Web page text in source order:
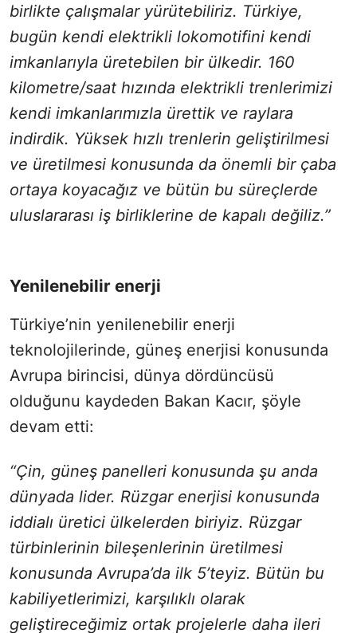
birlikte çalışmalar yürütebiliriz. Türkiye,
bugün kendi elektrikli lokomotifini kendi
imkanlarıyla üretebilen bir ülkedir. 160
kilometre/saat hızında elektrikli trenlerimizi
kendi imkanlarımızla ürettik ve raylara
indirdik. Yüksek hızlı trenlerin geliştirilmesi
ve üretilmesi konusunda da önemli bir çaba
ortaya koyacağız ve bütün bu süreçlerde
uluslararası iş birliklerine de kapalı değiliz.”
Yenilenebilir enerji
Türkiye’nin yenilenebilir enerji
teknolojilerinde, güneş enerjisi konusunda
Avrupa birincisi, dünya dördüncüsü
olduğunu kaydeden Bakan Kacır, şöyle
devam etti:
“Çin, güneş panelleri konusunda şu anda
dünyada lider. Rüzgar enerjisi konusunda
iddialı üretici ülkelerden biriyiz. Rüzgar
türbinlerinin bileşenlerinin üretilmesi
konusunda Avrupa’da ilk 5’teyiz. Bütün bu
kabiliyetlerimizi, karşılıklı olarak
geliştireceğimiz ortak projelerle daha ileri